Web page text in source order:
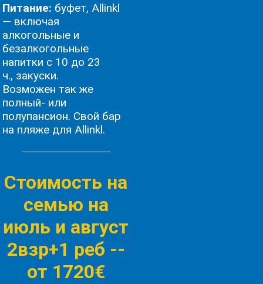
Питание: буфет, Allinkl
— включая
алкогольные и
безалкогольные
напитки с 10 до 23
ч., закуски.
Возможен так же
полный- или
полупансион. Свой бар
на пляже для Allinkl.
Стоимость на
семью на
июль и август
2взр+1 реб --
от 1720€